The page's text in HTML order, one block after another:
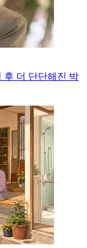
후 더 단단해진 박